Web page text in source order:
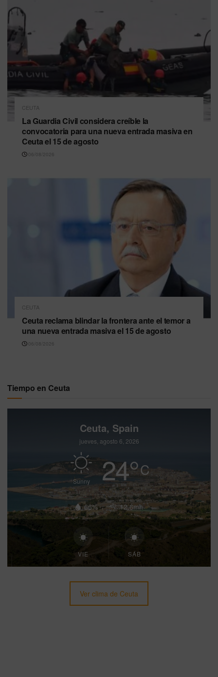
CEUTA
La Guardia Civil considera creíble la
convocatoria para una nueva entrada masiva en
Ceuta el 15 de agosto
06/08/2026
CEUTA
Ceuta reclama blindar la frontera ante el temor a
una nueva entrada masiva el 15 de agosto
06/08/2026
Tiempo en Ceuta
Ceuta, Spain
jueves, agosto 6, 2026
Sunny 24°C
66% 12.6mh
VIE SÁB
Ver clima de Ceuta